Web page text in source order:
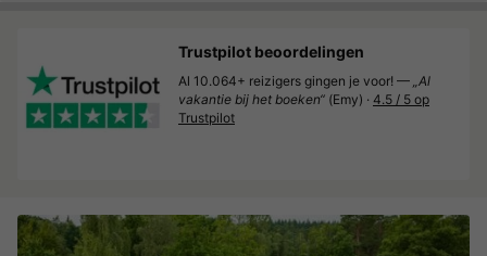
Trustpilot beoordelingen
Al 10.064+ reizigers gingen je voor! — „Al
vakantie bij het boeken“ (Emy) · 4.5 / 5 op
Trustpilot